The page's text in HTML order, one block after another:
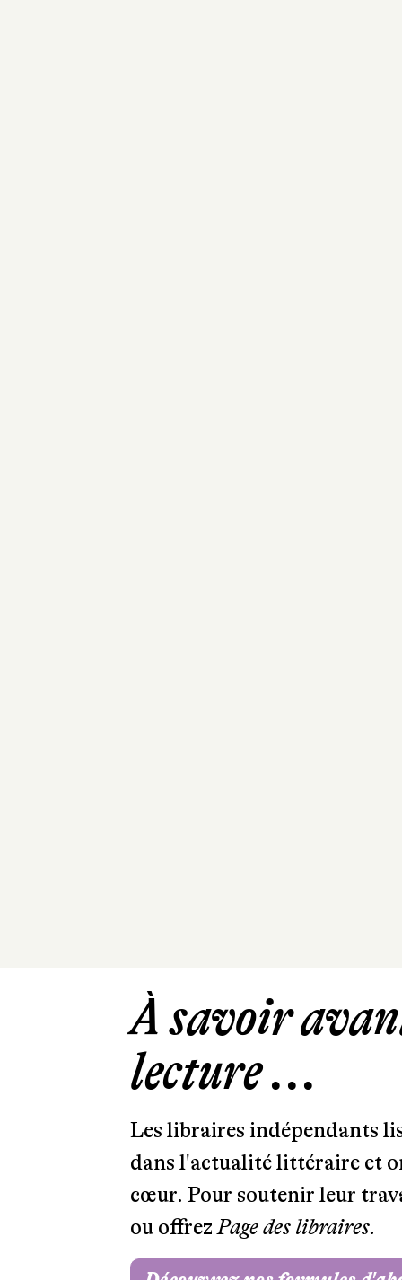
À savoir
lecture ...
Les libraires indépendants
dans l'actualité littéraire et
cœur. Pour soutenir leur
ou offrezPage des libraires.